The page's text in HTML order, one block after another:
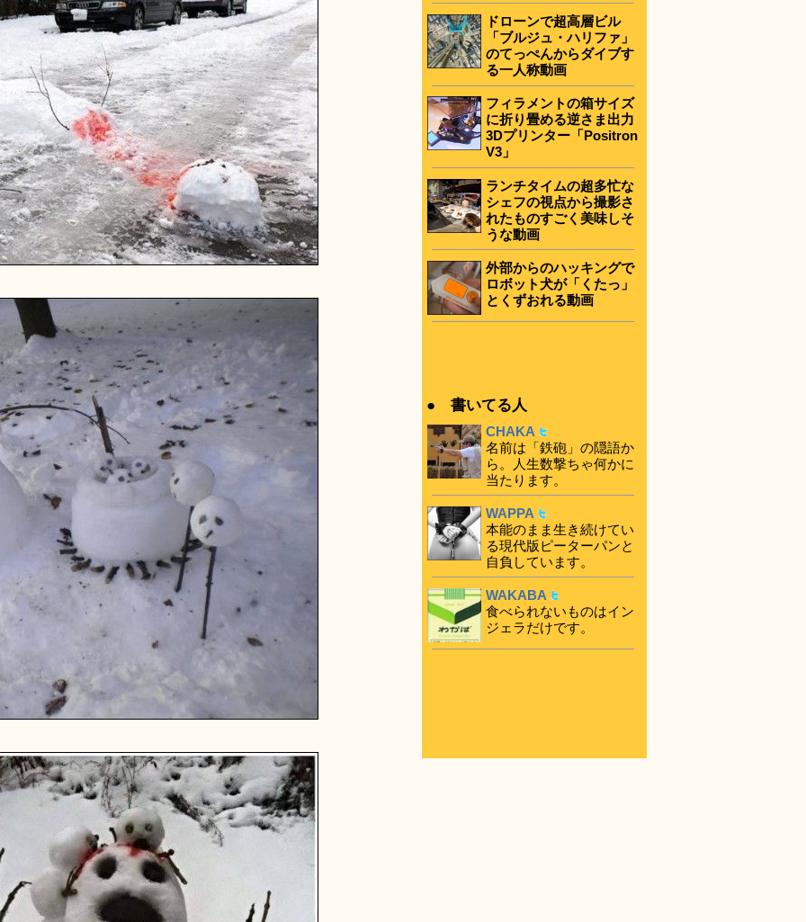
ドローンで超高層ビル
「ブルジュ・ハリファ」
のてっぺんからダイブす
る一人称動画
フィラメントの箱サイズ
に折り畳める逆さま出力
3Dプリンター「Positron
V3」
ランチタイムの超多忙な
シェフの視点から撮影さ
れたものすごく美味しそ
うな動画
外部からのハッキングで
ロボット犬が「くたっ」
とくずおれる動画
● 書いてる人
CHAKA
名前は「鉄砲」の隠語か
ら。人生数撃ちゃ何かに
当たります。
WAPPA
本能のまま生き続けてい
る現代版ピーターパンと
自負しています。
WAKABA
食べられないものはイン
ジェラだけです。